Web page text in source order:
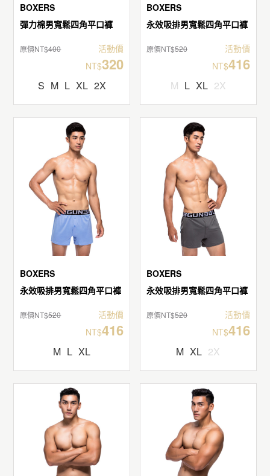
BOXERS
彈力棉男寬鬆四角平口褲
原價NT$400
活動價
NT$320
S M L XL 2X
BOXERS
永效吸排男寬鬆四角平口褲
原價NT$520
活動價
NT$416
M L XL 2X
BOXERS
永效吸排男寬鬆四角平口褲
原價NT$520
活動價
NT$416
M L XL
BOXERS
永效吸排男寬鬆四角平口褲
原價NT$520
活動價
NT$416
M XL 2X